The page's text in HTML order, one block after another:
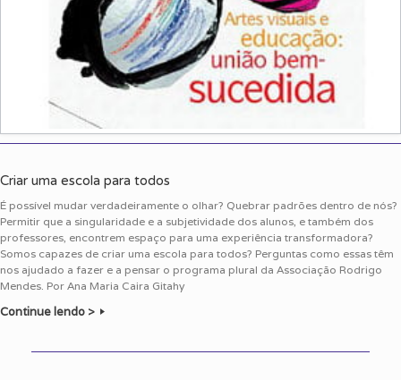
Criar uma escola para todos
É possível mudar verdadeiramente o olhar? Quebrar padrões dentro de nós?
Permitir que a singularidade e a subjetividade dos alunos, e também dos
professores, encontrem espaço para uma experiência transformadora?
Somos capazes de criar uma escola para todos? Perguntas como essas têm
nos ajudado a fazer e a pensar o programa plural da Associação Rodrigo
Mendes. Por Ana Maria Caira Gitahy
Continue lendo >